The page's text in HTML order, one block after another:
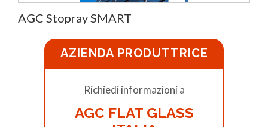
AGC Stopray SMART
AZIENDA PRODUTTRICE
Richiedi informazioni a
AGC FLAT GLASS